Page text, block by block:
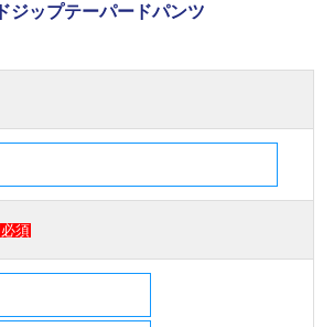
ドジップテーパードパンツ
必須